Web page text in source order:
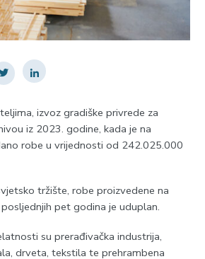
izvoz gradiške privrede za
iz 2023. godine, kada je na
robe u vrijednosti od 242.025.000
tržište, robe proizvedene na
pet godina je uduplan.
su prerađivačka industrija,
drveta, tekstila te prehrambena